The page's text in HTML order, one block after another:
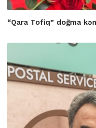
“Qara Tofiq” doğma